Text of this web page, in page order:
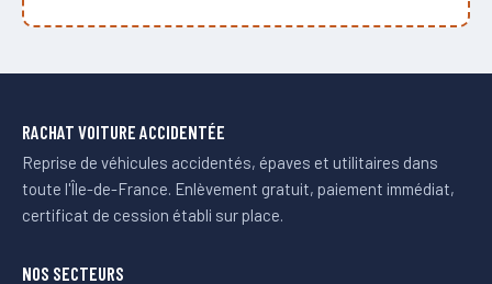
RACHAT VOITURE ACCIDENTÉE
Reprise de véhicules accidentés, épaves et utilitaires dans
toute l'Île-de-France. Enlèvement gratuit, paiement immédiat,
certificat de cession établi sur place.
NOS SECTEURS